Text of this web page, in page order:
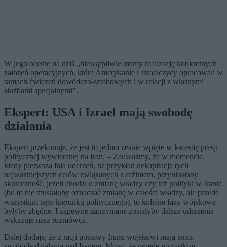
W jego ocenie na dziś „niewątpliwie mamy realizację konkretnych
założeń operacyjnych, które Amerykanie i Izraelczycy opracowali w
ramach ćwiczeń dowódczo-sztabowych i w relacji z własnymi
służbami specjalnymi”.
Ekspert: USA i Izrael mają swobodę
działania
Ekspert przekonuje, że jest to jednocześnie wpięte w kwestię presji
politycznej wywieranej na Iran. – Zauważmy, że w momencie,
kiedy pierwsza fala uderzeń, na przykład dekapitacja tych
najważniejszych celów związanych z reżimem, przyniosłaby
skuteczność, jeżeli chodzi o zmianę władzy czy też polityki w Iranie
(bo to nie musiałoby oznaczać zmianę w całości władzy, ale przede
wszystkim tego kierunku politycznego), to kolejne fazy wojskowe
byłyby zbędne. I zapewne zatrzymane zostałyby dalsze uderzenia –
wskazuje nasz rozmówca.
Dalej dodaje, że z racji postawy Iranu wojskowi mają teraz